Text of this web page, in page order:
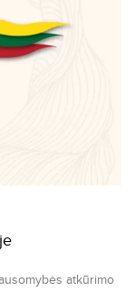
atkūrimo